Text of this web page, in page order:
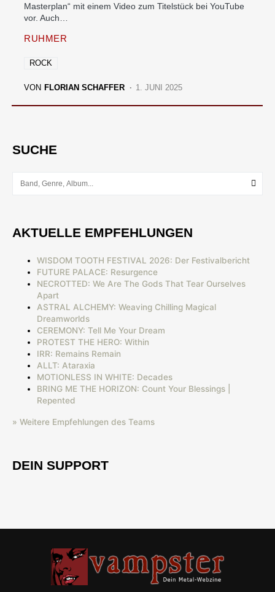
Masterplan“ mit einem Video zum Titelstück bei YouTube
vor. Auch…
RUHMER
ROCK
VON FLORIAN SCHAFFER 1. JUNI 2025
SUCHE
AKTUELLE EMPFEHLUNGEN
WISDOM TOOTH FESTIVAL 2026: Der Festivalbericht
FUTURE PALACE: Resurgence
NECROTTED: We Are The Gods That Tear Ourselves
Apart
ASTRAL ALCHEMY: Weaving Chilling Magical
Dreamworlds
CEREMONY: Tell Me Your Dream
PROTEST THE HERO: Within
IRR: Remains Remain
ALLT: Ataraxia
MOTIONLESS IN WHITE: Decades
BRING ME THE HORIZON: Count Your Blessings |
Repented
» Weitere Empfehlungen des Teams
DEIN SUPPORT